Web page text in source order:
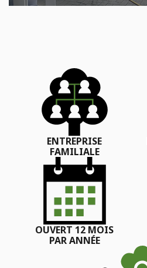
ENTREPRISE
FAMILIALE
OUVERT 12 MOIS
PAR ANNÉE